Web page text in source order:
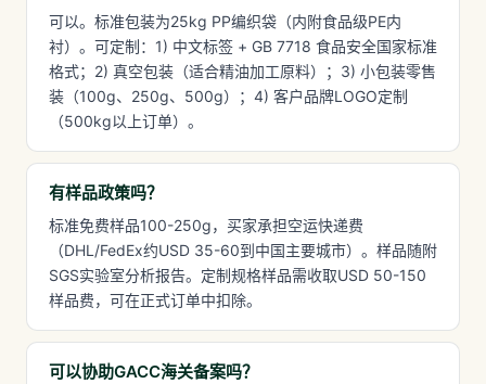
可以。标准包装为25kg PP编织袋（内附食品级PE内
衬）。可定制：1) 中文标签 + GB 7718 食品安全国家标准
格式；2) 真空包装（适合精油加工原料）；3) 小包装零售
装（100g、250g、500g）；4) 客户品牌LOGO定制
（500kg以上订单）。
有样品政策吗？
标准免费样品100-250g，买家承担空运快递费
（DHL/FedEx约USD 35-60到中国主要城市）。样品随附
SGS实验室分析报告。定制规格样品需收取USD 50-150
样品费，可在正式订单中扣除。
可以协助GACC海关备案吗？